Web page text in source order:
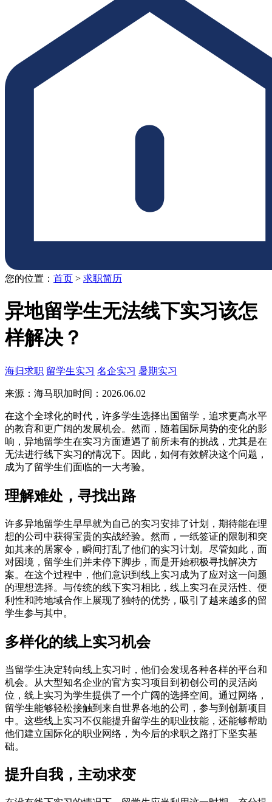
您的位置： 首页 > 求职简历
异地留学生无法线下实习该怎
样解决？
海归求职 留学生实习 名企实习 暑期实习
来源：海马职加时间：2026.06.02
在这个全球化的时代，许多学生选择出国留学，追求更高水平
的教育和更广阔的发展机会。然而，随着国际局势的变化的影
响，异地留学生在实习方面遭遇了前所未有的挑战，尤其是在
无法进行线下实习的情况下。因此，如何有效解决这个问题，
成为了留学生们面临的一大考验。
理解难处，寻找出路
许多异地留学生早早就为自己的实习安排了计划，期待能在理
想的公司中获得宝贵的实战经验。然而，一纸签证的限制和突
如其来的居家令，瞬间打乱了他们的实习计划。尽管如此，面
对困境，留学生们并未停下脚步，而是开始积极寻找解决方
案。在这个过程中，他们意识到线上实习成为了应对这一问题
的理想选择。与传统的线下实习相比，线上实习在灵活性、便
利性和跨地域合作上展现了独特的优势，吸引了越来越多的留
学生参与其中。
多样化的线上实习机会
当留学生决定转向线上实习时，他们会发现各种各样的平台和
机会。从大型知名企业的官方实习项目到初创公司的灵活岗
位，线上实习为学生提供了一个广阔的选择空间。通过网络，
留学生能够轻松接触到来自世界各地的公司，参与到创新项目
中。这些线上实习不仅能提升留学生的职业技能，还能够帮助
他们建立国际化的职业网络，为今后的求职之路打下坚实基
础。
提升自我，主动求变